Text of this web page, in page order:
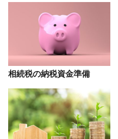
相続税の納税資金準備